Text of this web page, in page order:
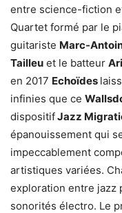
entre science-fiction
Quartet formé par le
guitariste Marc-
Tailleu et le batteur
en 2017 Echoïdes
infinies que ce
dispositifJazz
épanouissement qui
impeccablement
artistiques variées.
exploration entre jazz
sonorités électro. Le